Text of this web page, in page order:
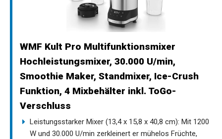
WMF Kult Pro Multifunktionsmixer
Hochleistungsmixer, 30.000 U/min,
Smoothie Maker, Standmixer, Ice-Crush
Funktion, 4 Mixbehälter inkl. ToGo-
Verschluss
Leistungsstarker Mixer (13,4 x 15,8 x 40,8 cm): Mit 1200
W und 30.000 U/min zerkleinert er mühelos Früchte,